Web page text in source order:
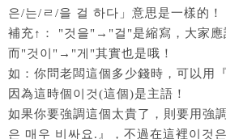
은/는/ㄹ/을 걸 하다」意思是一樣的！
補充↑： "것을"→"걸"是縮寫，大家應
而"것이"→"게"其實也是哦！
如：你問老闆這個多少錢時，可以用
因為這時個이것(這個)是主語！
如果你要強調這個太貴了，則要用強
은 매우 비싸요.』，不過在這裡이것